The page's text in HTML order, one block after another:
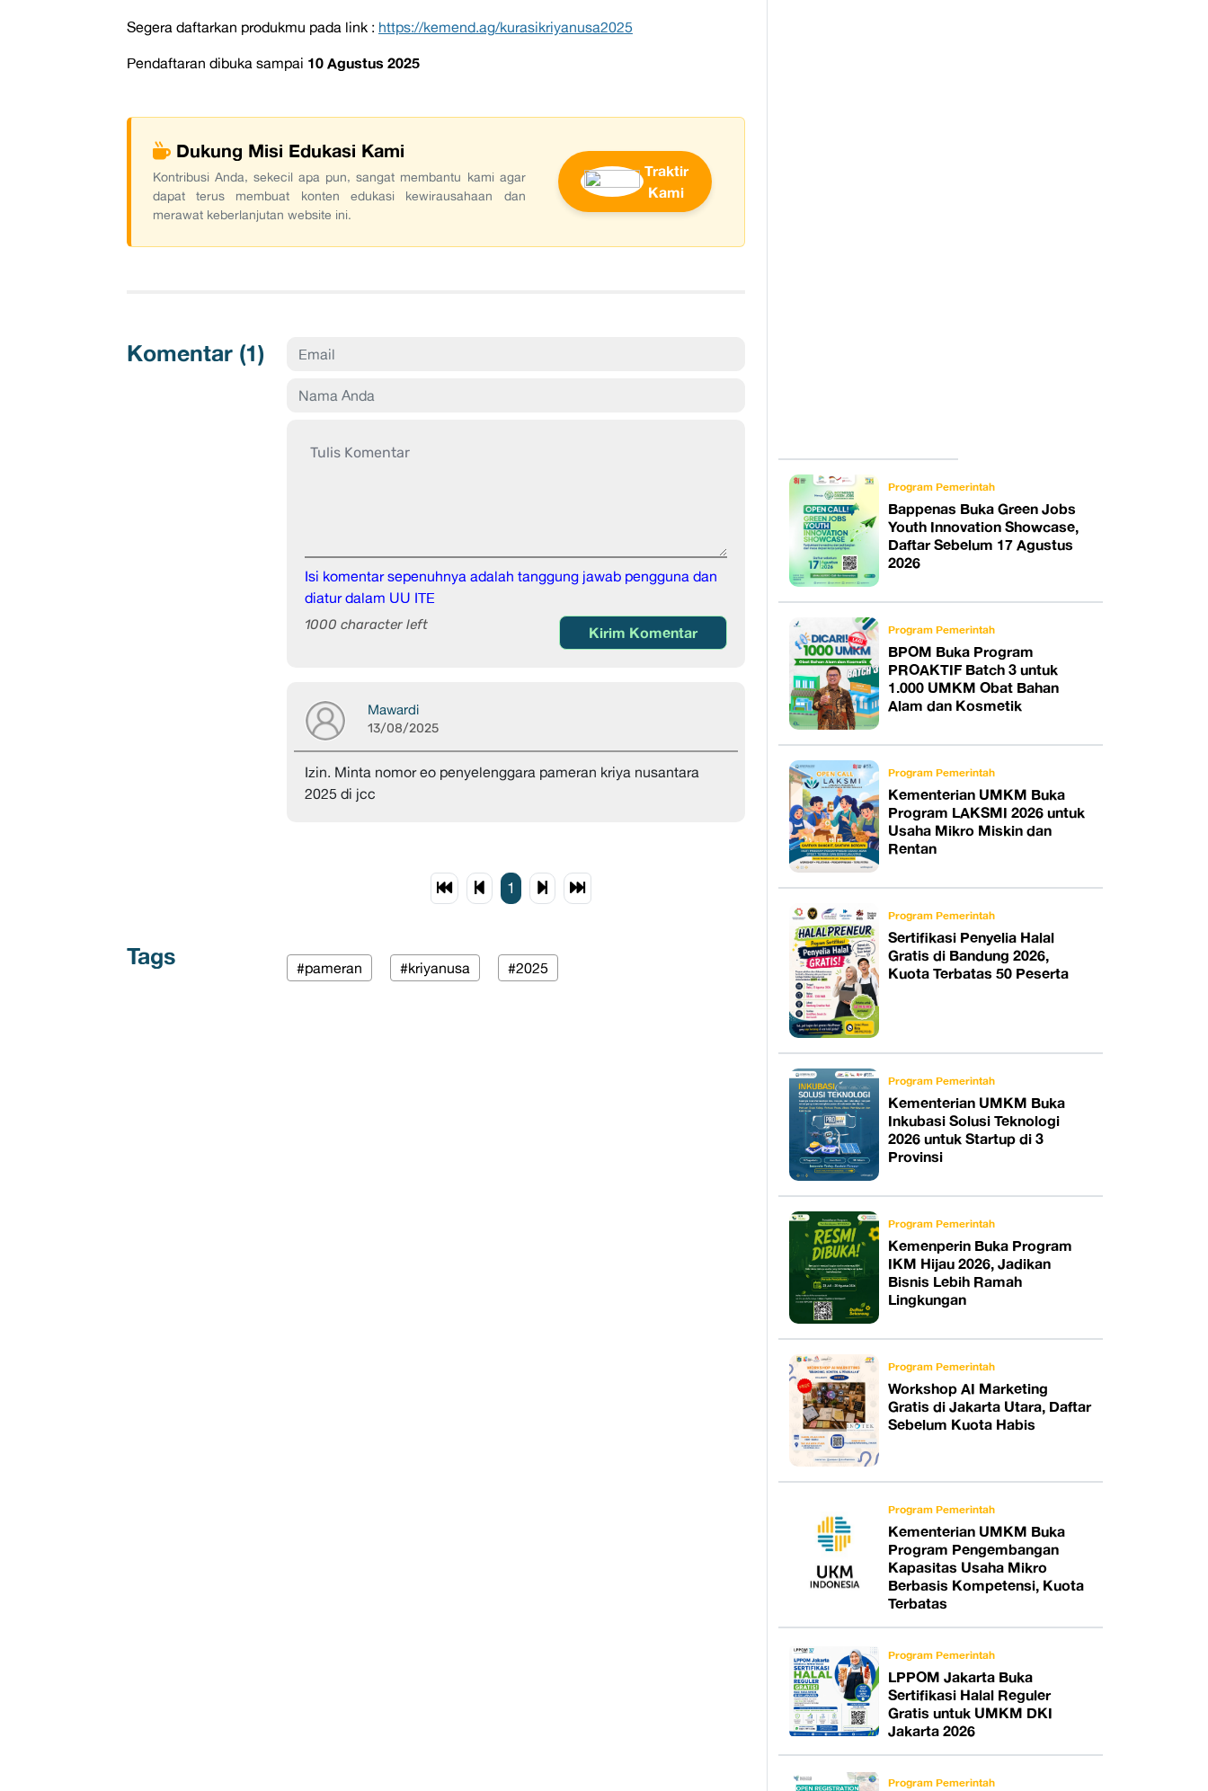
Segera daftarkan produkmu pada link : https://kemend.ag/kurasikriyanusa2025
Pendaftaran dibuka sampai 10 Agustus 2025
Dukung Misi Edukasi Kami
Kontribusi Anda, sekecil apa pun, sangat membantu kami agar
dapat terus membuat konten edukasi kewirausahaan dan
merawat keberlanjutan website ini.
Traktir
Kami
Komentar (1)
Isi komentar sepenuhnya adalah tanggung jawab pengguna dan
diatur dalam UU ITE
1000 character left Kirim Komentar
Mawardi
13/08/2025
Izin. Minta nomor eo penyelenggara pameran kriya nusantara
2025 di jcc
1
Tags #pameran #kriyanusa #2025
Program Pemerintah
Bappenas Buka Green Jobs
Youth Innovation Showcase,
Daftar Sebelum 17 Agustus
2026
Program Pemerintah
BPOM Buka Program
PROAKTIF Batch 3 untuk
1.000 UMKM Obat Bahan
Alam dan Kosmetik
Program Pemerintah
Kementerian UMKM Buka
Program LAKSMI 2026 untuk
Usaha Mikro Miskin dan
Rentan
Program Pemerintah
Sertifikasi Penyelia Halal
Gratis di Bandung 2026,
Kuota Terbatas 50 Peserta
Program Pemerintah
Kementerian UMKM Buka
Inkubasi Solusi Teknologi
2026 untuk Startup di 3
Provinsi
Program Pemerintah
Kemenperin Buka Program
IKM Hijau 2026, Jadikan
Bisnis Lebih Ramah
Lingkungan
Program Pemerintah
Workshop AI Marketing
Gratis di Jakarta Utara, Daftar
Sebelum Kuota Habis
Program Pemerintah
Kementerian UMKM Buka
Program Pengembangan
Kapasitas Usaha Mikro
Berbasis Kompetensi, Kuota
Terbatas
Program Pemerintah
LPPOM Jakarta Buka
Sertifikasi Halal Reguler
Gratis untuk UMKM DKI
Jakarta 2026
Program Pemerintah